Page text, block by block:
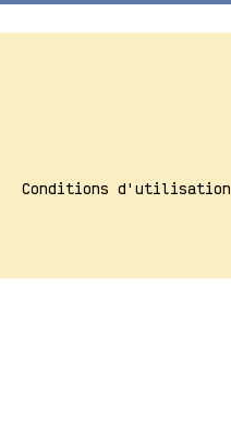
Conditions d'utilisation